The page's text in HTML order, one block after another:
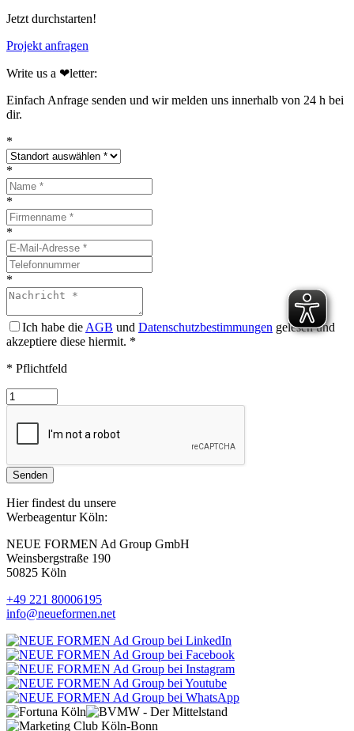
Jetzt durchstarten!
Projekt anfragen
Write us a ❤︎letter:
Einfach Anfrage senden und wir melden uns innerhalb von 24 h bei
dir.
*
*
*
*
*
Ich habe dieAGB und Datenschutzbestimmungen gelesen und
akzeptiere diese hiermit. *
* Pflichtfeld
Senden
Hier findest du unsere
Werbeagentur Köln:
NEUE FORMEN Ad Group GmbH
Weinsbergstraße 190
50825 Köln
+49 221 80006195
info@neueformen.net